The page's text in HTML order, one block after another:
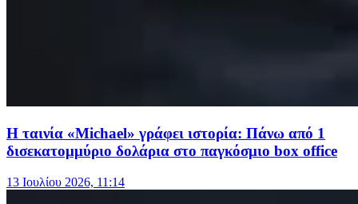
Η ταινία «Michael» γράφει ιστορία: Πάνω από 1
δισεκατομμύριο δολάρια στο παγκόσμιο box office
13 Ιουλίου 2026, 11:14